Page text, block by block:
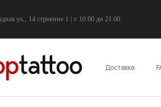
ул., 14 строение 1 | c 10:00 до 21:00
Доставка